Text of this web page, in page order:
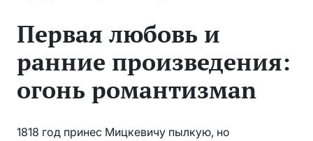
Первая любовь и
ранние произведения:
огонь романтизмаn
1818 год принес Мицкевичу пылкую, но